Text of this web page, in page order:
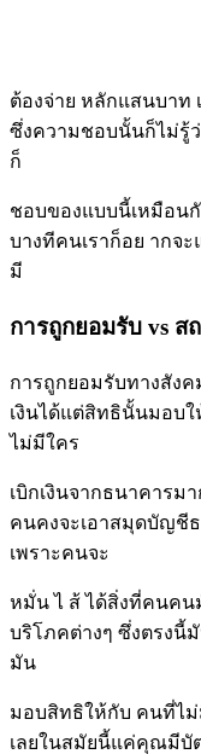
ต้องจ่าย หลักแสนบาท
ซึ่งความชอบนั้นก็ไม่รู้
ก็
ชอบของแบบนี้เหมือน
บางทีคนเราก็อย ากจะ
มี
การถูกยอมรับ vs ส
การถูกยอมรับทางสัง
เงินได้แต่สิทธินั้นมอบ
ไม่มีใคร
เบิกเงินจากธนาคารม
คนคงจะเอาสมุดบัญชี
เพราะคนจะ
หมั่น ไ ส้ ได้สิ่งที่คนคน
บริโภคต่างๆ ซึ่งตรงนี้
มัน
มอบสิทธิให้กับ คนที่ไม่
เลยในสมัยนี้แค่คุณมีบัต